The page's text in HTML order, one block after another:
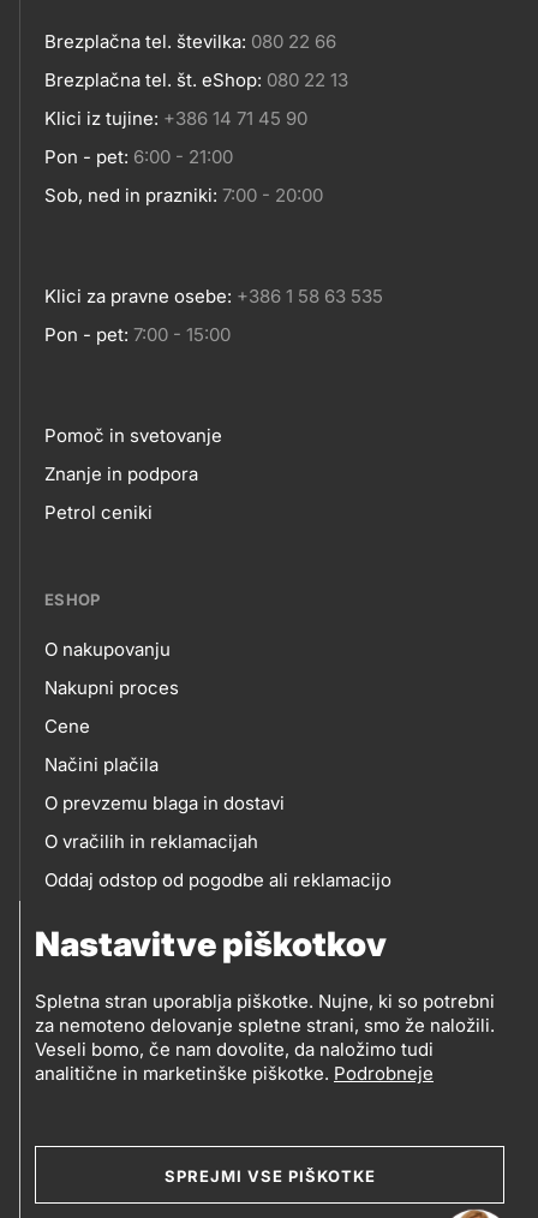
Nastavitve piškotkov
Spletna stran uporablja piškotke. Nujne, ki so potrebni
za nemoteno delovanje spletne strani, smo že naložili.
Veseli bomo, če nam dovolite, da naložimo tudi
analitične in marketinške piškotke. Podrobneje
SPREJMI VSE PIŠKOTKE
Kontakt
Brezplačna tel. številka: 080 22 66
Brezplačna tel. št. eShop: 080 22 13
Klici iz tujine: +386 14 71 45 90
Pon - pet: 6:00 - 21:00
Sob, ned in prazniki: 7:00 - 20:00
Klici za pravne osebe: +386 1 58 63 535
Pon - pet: 7:00 - 15:00
Footer
links
Pomoč in svetovanje
Znanje in podpora
Petrol ceniki
ESHOP
eshop
O nakupovanju
Nakupni proces
Cene
Načini plačila
O prevzemu blaga in dostavi
O vračilih in reklamacijah
Oddaj odstop od pogodbe ali reklamacijo
(OEEO)
Varstvo zasebnosti in osebnih podatkov